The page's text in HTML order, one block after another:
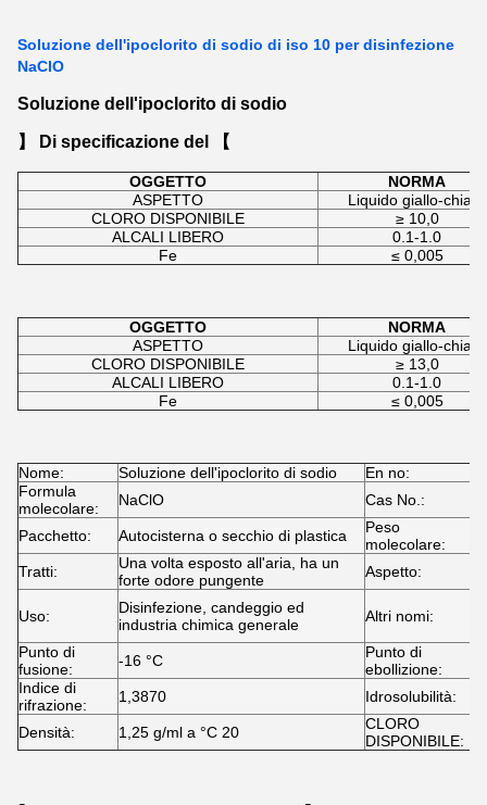
Soluzione dell'ipoclorito di sodio di iso 10 per disinfezione
NaClO
Soluzione dell'ipoclorito di sodio
】 Di specificazione del 【
OGGETTO
NORMA
ASPETTO
Liquido giallo-chiaro
CLORO DISPONIBILE
≥ 10,0
ALCALI LIBERO
0.1-1.0
Fe
≤ 0,005
OGGETTO
NORMA
ASPETTO
Liquido giallo-chiaro
CLORO DISPONIBILE
≥ 13,0
ALCALI LIBERO
0.1-1.0
Fe
≤ 0,005
Nome: Soluzione dell'ipoclorito di sodio En no:
Formula
molecolare:
NaClO Cas No.:
Pacchetto: Autocisterna o secchio di plastica
Peso
molecolare:
Tratti:
Una volta esposto all'aria, ha un
forte odore pungente
Aspetto:
Uso:
Disinfezione, candeggio ed
industria chimica generale
Altri nomi:
Punto di
fusione:
-16 °C
Punto di
ebollizione:
Indice di
rifrazione:
1,3870 Idrosolubilità:
Densità: 1,25 g/ml a °C 20
CLORO
DISPONIBILE: